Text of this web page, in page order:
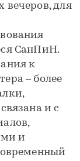
вечеров, для
СанПиН.
к
– более
и с
и